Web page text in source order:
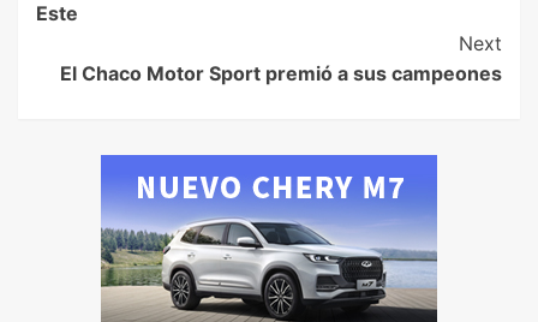
Este
Next
El Chaco Motor Sport premió a sus campeones